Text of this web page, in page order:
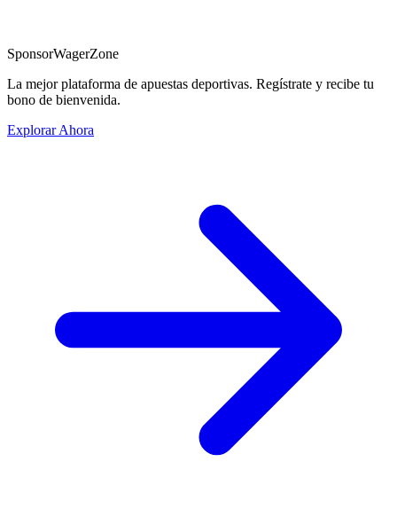
SponsorWagerZone
La mejor plataforma de apuestas deportivas. Regístrate y recibe tu
bono de bienvenida.
Explorar Ahora